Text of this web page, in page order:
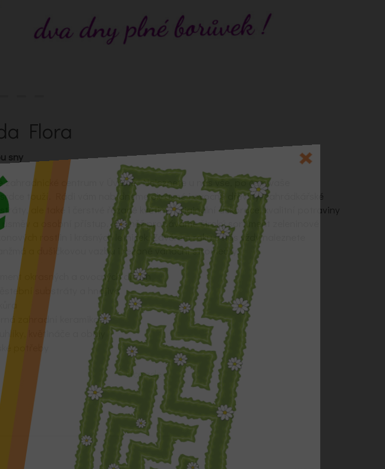
Flora
sny
zahradnické centrum v Úvalně. Naleznete u nás vše, po čem vaše
touží. Rádi vám nabídneme okrasné i ovocné dřeviny, zahrádkářské
ale také i čerstvé řezané květiny, originální dekorace, kvalitní potraviny
úsměv a osobní přístup. Rovněž prodáváme široký sortiment zeleninové
rostlin i krásných letniček. Závěrem roku u nás vždy naleznete
a dušičkovou vazbu i řezané vánoční stromečky.
okrasných a ovocných dřevin
substráty a hnojiva
zahradní keramika
květináče a obaly
potřeby
více zde